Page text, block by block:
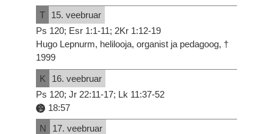
T
15. veebruar
Ps 120; Esr 1:1-11; 2Kr 1:12-19
Hugo Lepnurm, helilooja, organist ja pedagoog, †
1999
K
16. veebruar
Ps 120; Jr 22:11-17; Lk 11:37-52
18:57
N
17. veebruar